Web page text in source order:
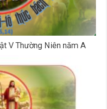
V Thường Niên năm A